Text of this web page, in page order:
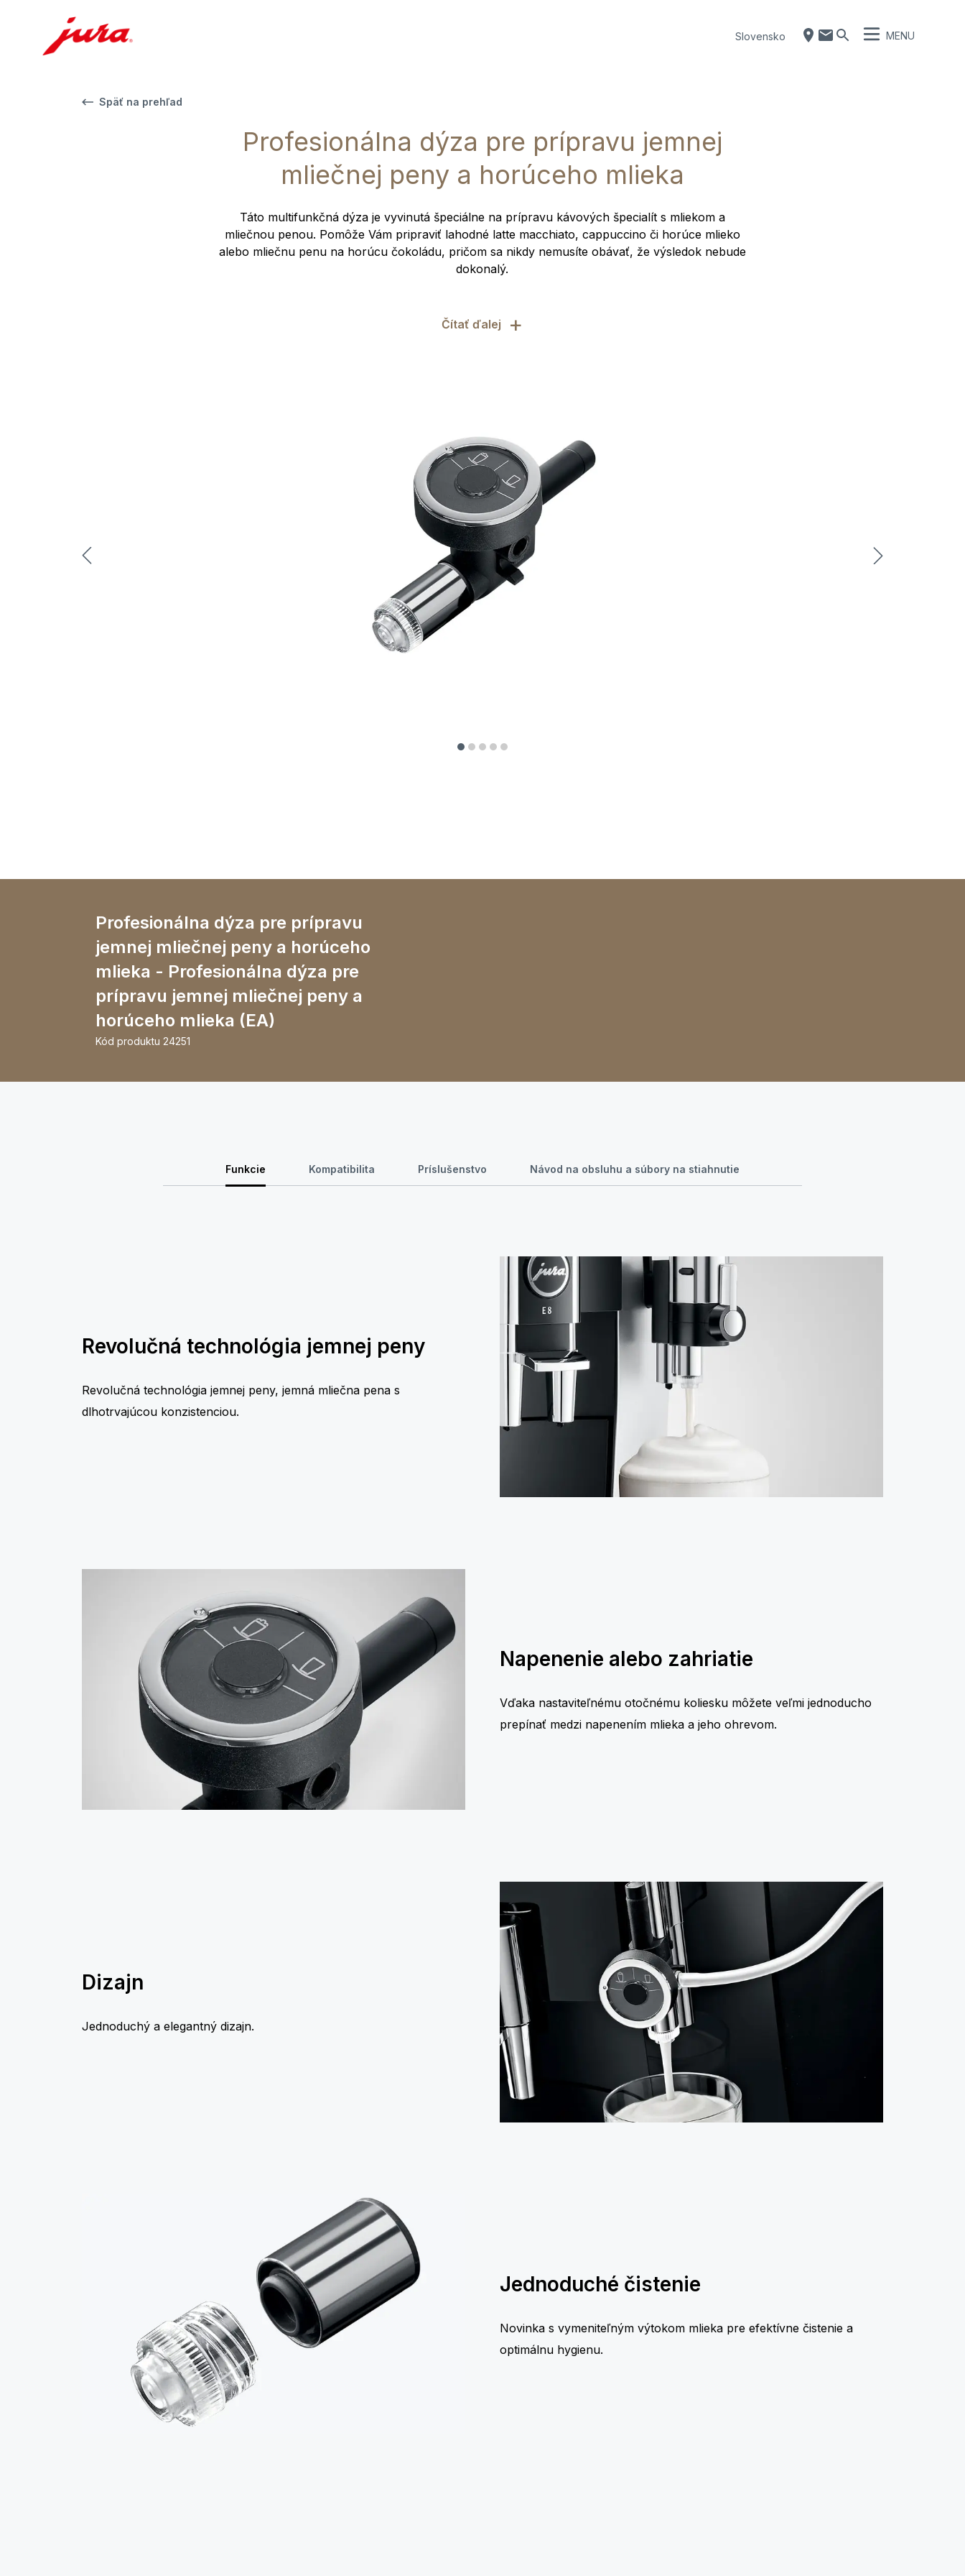
Slovensko MENU
Späť na prehľad
Profesionálna dýza pre prípravu jemnej
mliečnej peny a horúceho mlieka
Táto multifunkčná dýza je vyvinutá špeciálne na prípravu kávových špecialít s mliekom a
mliečnou penou. Pomôže Vám pripraviť lahodné latte macchiato, cappuccino či horúce mlieko
alebo mliečnu penu na horúcu čokoládu, pričom sa nikdy nemusíte obávať, že výsledok nebude
dokonalý.
Čítať ďalej +
Profesionálna dýza pre prípravu
jemnej mliečnej peny a horúceho
mlieka - Profesionálna dýza pre
prípravu jemnej mliečnej peny a
horúceho mlieka (EA)
Kód produktu 24251
Funkcie Kompatibilita Príslušenstvo Návod na obsluhu a súbory na stiahnutie
Revolučná technológia jemnej peny
Revolučná technológia jemnej peny, jemná mliečna pena s
dlhotrvajúcou konzistenciou.
Napenenie alebo zahriatie
Vďaka nastaviteľnému otočnému koliesku môžete veľmi jednoducho
prepínať medzi napenením mlieka a jeho ohrevom.
Dizajn
Jednoduchý a elegantný dizajn.
Jednoduché čistenie
Novinka s vymeniteľným výtokom mlieka pre efektívne čistenie a
optimálnu hygienu.